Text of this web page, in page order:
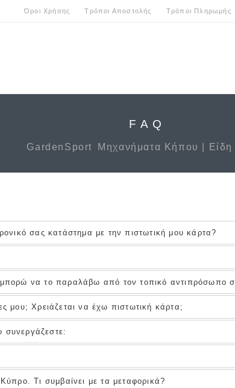
Όροι Χρήσης Τρόποι Αποστολής Τρόποι Πληρωμής
FAQ
GardenSport Μηχανήματα Κήπου | Είδη
σας κατάστημα με την πιστωτική μου κάρτα?
να το παραλάβω από τον τοπικό αντιπρόσωπο
Χρειάζεται να έχω πιστωτική κάρτα;
συνεργάζεστε:
Τι συμβαίνει με τα μεταφορικά?